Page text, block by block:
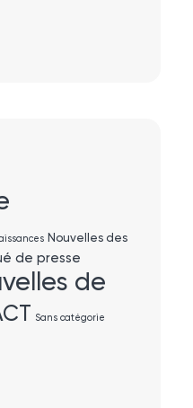
Nouvelles des
de presse
de
Sans catégorie